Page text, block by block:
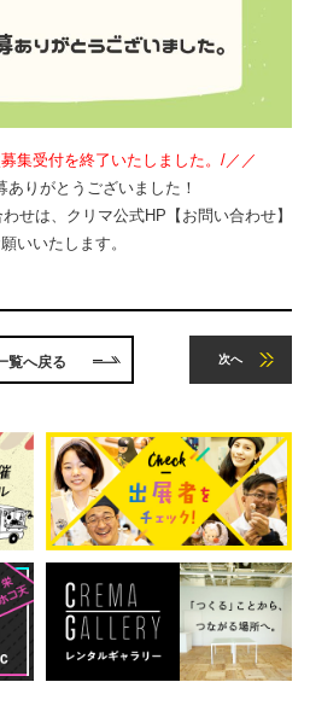
集受付を終了いたしました。/／／
ありがとうございました！
せは、クリマ公式HP【お問い合わせ】
いいたします。
覧へ戻る 次へ